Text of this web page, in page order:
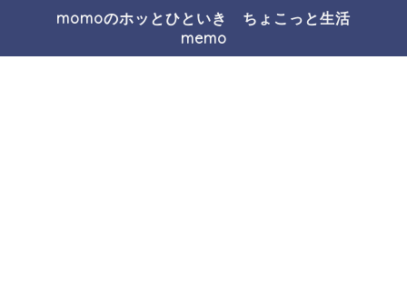
momoのホッとひといき ちょこっと生活
memo